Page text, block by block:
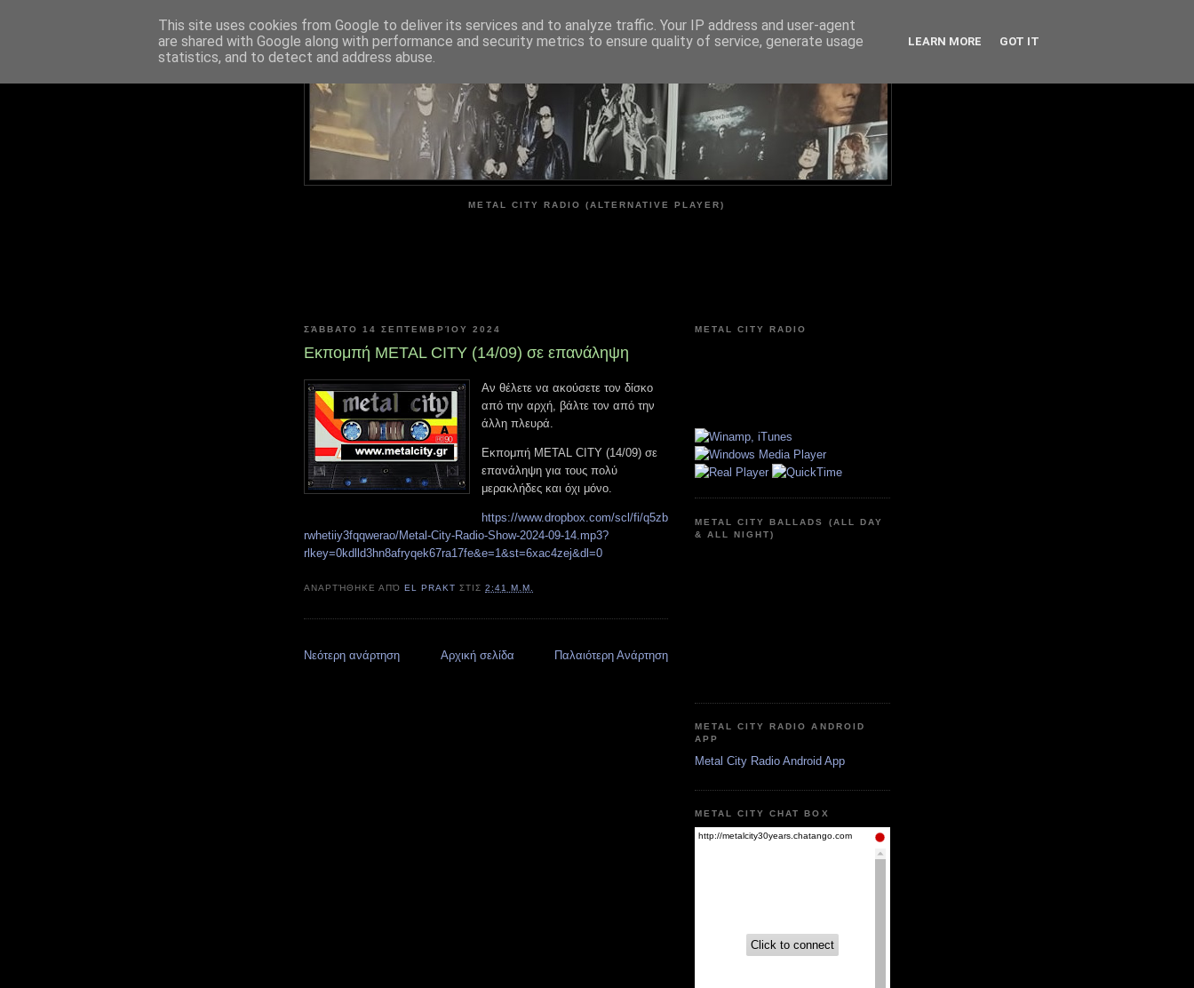
METAL CITY
METAL CITY RADIO (ALTERNATIVE PLAYER)
ΣΆΒΒΑΤΟ 14 ΣΕΠΤΕΜΒΡΊΟΥ 2024
Εκπομπή METAL CITY (14/09) σε επανάληψη
Αν θέλετε να ακούσετε τον δίσκο
από την αρχή, βάλτε τον από την
άλλη πλευρά.
Εκπομπή METAL CITY (14/09) σε
επανάληψη για τους πολύ
μερακλήδες και όχι μόνο.
https://www.dropbox.com/scl/fi/q5zb
rwhetiiy3fqqwerao/Metal-City-Radio-Show-2024-09-14.mp3?
rlkey=0kdlld3hn8afryqek67ra17fe&e=1&st=6xac4zej&dl=0
ΑΝΑΡΤΉΘΗΚΕ ΑΠΌEL PRAKT ΣΤΙΣ2:41 Μ.Μ.
Νεότερη ανάρτηση Παλαιότερη Ανάρτηση
Αρχική σελίδα
METAL CITY RADIO
METAL CITY BALLADS (ALL DAY
& ALL NIGHT)
METAL CITY RADIO ANDROID
APP
Metal City Radio Android App
METAL CITY CHAT BOX
This site uses cookies from Google to deliver its services and to analyze traffic. Your IP address and user-agent
are shared with Google along with performance and security metrics to ensure quality of service, generate usage
statistics, and to detect and address abuse.
LEARN MORE GOT IT